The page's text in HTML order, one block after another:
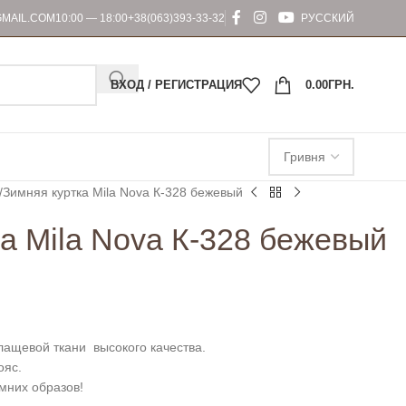
10:00 — 18:00+38(063)393-33-32 РУССКИЙ
ВХОД / РЕГИСТРАЦИЯ 0.00ГРН.
Зимняя куртка Mila Nova К-328 бежевый
Mila Nova К-328 бежевый
ткани высокого качества.
образов!